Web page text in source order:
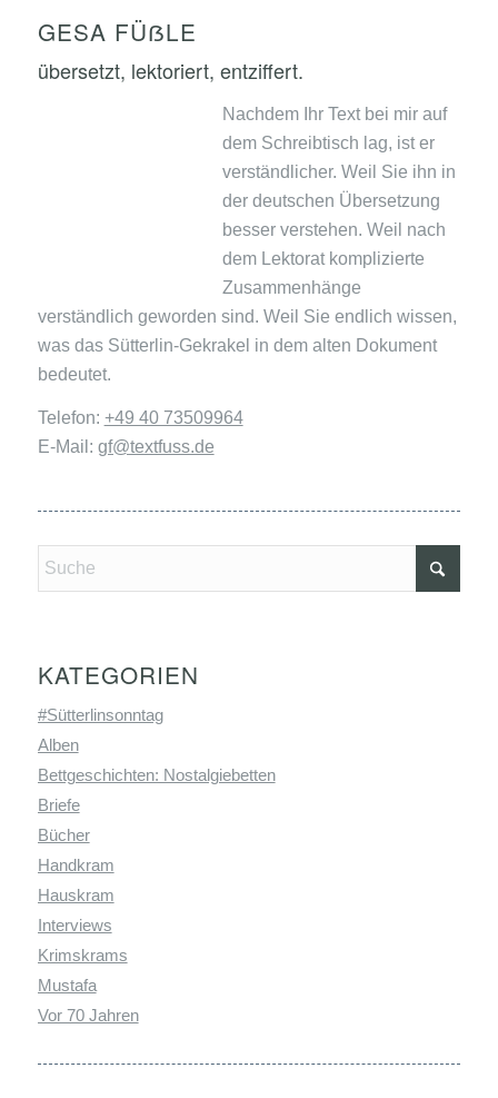
GESA FÜẞLE
übersetzt, lektoriert, entziffert.
Nachdem Ihr Text bei mir auf
dem Schreibtisch lag, ist er
verständlicher. Weil Sie ihn in
der deutschen Übersetzung
besser verstehen. Weil nach
dem Lektorat komplizierte
Zusammenhänge
verständlich geworden sind. Weil Sie endlich wissen,
was das Sütterlin-Gekrakel in dem alten Dokument
bedeutet.
Telefon: +49 40 73509964
E-Mail: gf@textfuss.de
KATEGORIEN
#Sütterlinsonntag
Alben
Bettgeschichten: Nostalgiebetten
Briefe
Bücher
Handkram
Hauskram
Interviews
Krimskrams
Mustafa
Vor 70 Jahren